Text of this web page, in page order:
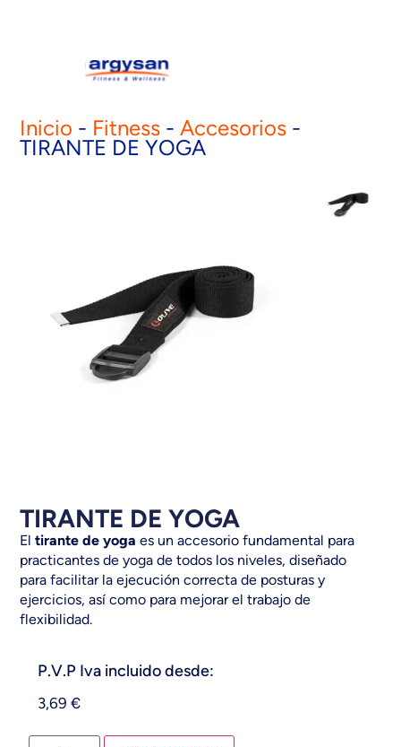
TIRANTE DE YOGA
Eltirante de yoga es un accesorio fundamental para
practicantes de yoga de todos los niveles, diseñado
para facilitar la ejecución correcta de posturas y
ejercicios, así como para mejorar el trabajo de
flexibilidad.
P.V.P Iva incluido desde:
3,69€
Inicio - Fitness -Accesorios -
TIRANTE DE YOGA